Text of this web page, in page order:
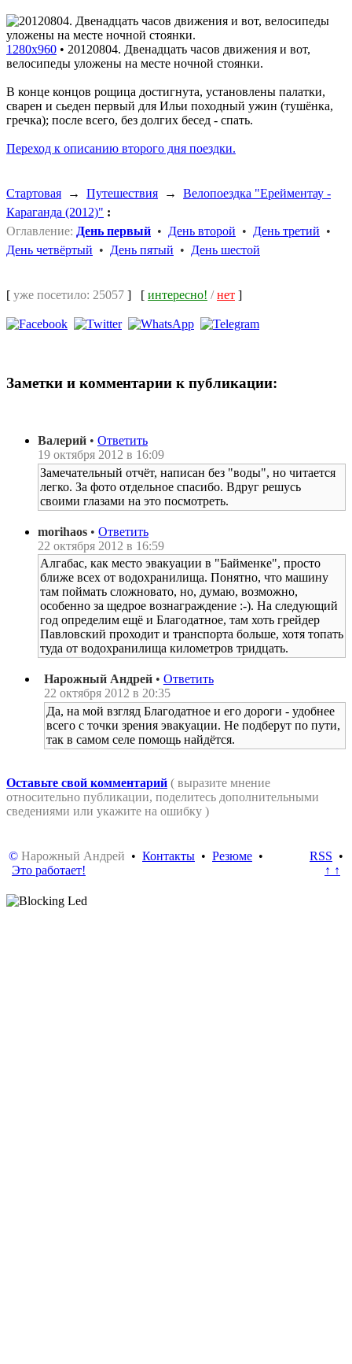
1280x960 • 20120804. Двенадцать часов движения и вот,
велосипеды уложены на месте ночной стоянки.
В конце концов рощица достигнута, установлены палатки,
сварен и сьеден первый для Ильи походный ужин (тушёнка,
гречка); после всего, без долгих бесед - спать.
Переход к описанию второго дня поездки.
Стартовая → Путешествия → Велопоездка "Ерейментау -
Караганда (2012)" :
Оглавление: День первый • День второй • День третий •
День четвёртый • День пятый • День шестой
[ уже посетило: 25057 ] [ интересно! /нет ]
Заметки и комментарии к публикации:
Валерий • Ответить
19 октября 2012 в 16:09
Замечательный отчёт, написан без "воды", но читается
легко. За фото отдельное спасибо. Вдруг решусь
своими глазами на это посмотреть.
morihaos • Ответить
22 октября 2012 в 16:59
Алгабас, как место эвакуации в "Байменке", просто
ближе всех от водохранилища. Понятно, что машину
там поймать сложновато, но, думаю, возможно,
особенно за щедрое вознаграждение :-). На следующий
год определим ещё и Благодатное, там хоть грейдер
Павловский проходит и транспорта больше, хотя топать
туда от водохранилища километров тридцать.
Нарожный Андрей • Ответить
22 октября 2012 в 20:35
Да, на мой взгляд Благодатное и его дороги - удобнее
всего с точки зрения эвакуации. Не подберут по пути,
так в самом селе помощь найдётся.
Оставьте свой комментарий ( выразите мнение
относительно публикации, поделитесь дополнительными
сведениями или укажите на ошибку )
© Нарожный Андрей • Контакты • Резюме •
Это работает!
RSS •
↑ ↑